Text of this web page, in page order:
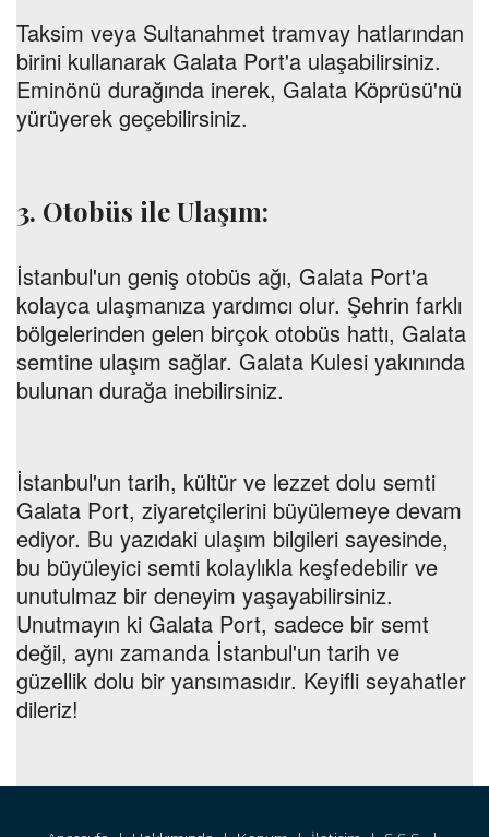
Taksim veya Sultanahmet tramvay hatlarından
birini kullanarak Galata Port'a ulaşabilirsiniz.
Eminönü durağında inerek, Galata Köprüsü'nü
yürüyerek geçebilirsiniz.
3. Otobüs ile Ulaşım:
İstanbul'un geniş otobüs ağı, Galata Port'a
kolayca ulaşmanıza yardımcı olur. Şehrin farklı
bölgelerinden gelen birçok otobüs hattı, Galata
semtine ulaşım sağlar. Galata Kulesi yakınında
bulunan durağa inebilirsiniz.
İstanbul'un tarih, kültür ve lezzet dolu semti
Galata Port, ziyaretçilerini büyülemeye devam
ediyor. Bu yazıdaki ulaşım bilgileri sayesinde,
bu büyüleyici semti kolaylıkla keşfedebilir ve
unutulmaz bir deneyim yaşayabilirsiniz.
Unutmayın ki Galata Port, sadece bir semt
değil, aynı zamanda İstanbul'un tarih ve
güzellik dolu bir yansımasıdır. Keyifli seyahatler
dileriz!